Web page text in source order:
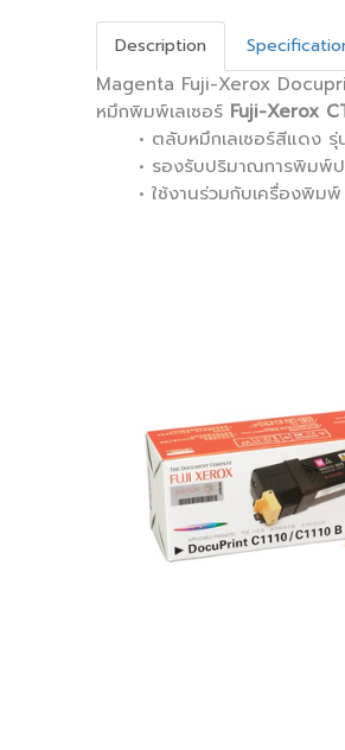
Description
Magenta Fuji-Xerox
หมึกพิมพ์เลเซอร์ Fuji-Xerox
• ตลับหมึกเลเซอร์สีแดง รุ่น
• รองรับปริมาณการพิมพ์ป
• ใช้งานร่วมกับเครื่องพิมพ์